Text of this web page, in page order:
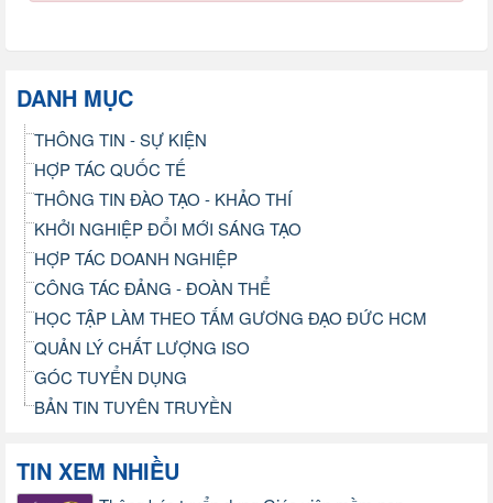
DANH MỤC
THÔNG TIN - SỰ KIỆN
HỢP TÁC QUỐC TẾ
THÔNG TIN ĐÀO TẠO - KHẢO THÍ
KHỞI NGHIỆP ĐỔI MỚI SÁNG TẠO
HỢP TÁC DOANH NGHIỆP
CÔNG TÁC ĐẢNG - ĐOÀN THỂ
HỌC TẬP LÀM THEO TẤM GƯƠNG ĐẠO ĐỨC HCM
QUẢN LÝ CHẤT LƯỢNG ISO
GÓC TUYỂN DỤNG
BẢN TIN TUYÊN TRUYỀN
TIN XEM NHIỀU